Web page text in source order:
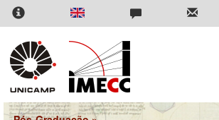
Pular
para
conteúdo
principal